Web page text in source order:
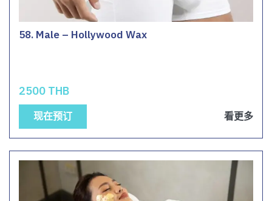
58. Male – Hollywood Wax
2500 THB
现在预订 看更多